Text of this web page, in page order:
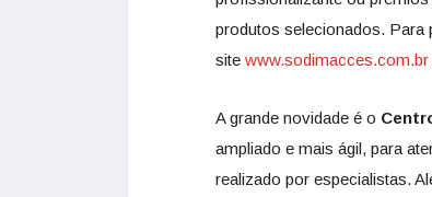
produtos selecionados. Para
site www.sodimacces.com.br
A grande novidade é o
ampliado e mais ágil, para
realizado por especialistas.